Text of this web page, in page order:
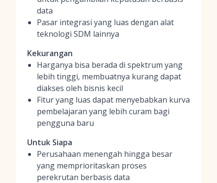
data
Pasar integrasi yang luas dengan alat
teknologi SDM lainnya
Kekurangan
Harganya bisa berada di spektrum yang
lebih tinggi, membuatnya kurang dapat
diakses oleh bisnis kecil
Fitur yang luas dapat menyebabkan kurva
pembelajaran yang lebih curam bagi
pengguna baru
Untuk Siapa
Perusahaan menengah hingga besar
yang memprioritaskan proses
perekrutan berbasis data